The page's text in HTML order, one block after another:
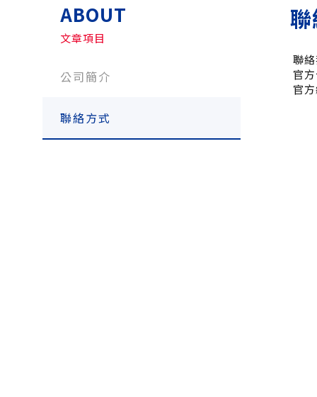
ABOUT
文章項目
公司簡介
聯絡方式
聯
官
官